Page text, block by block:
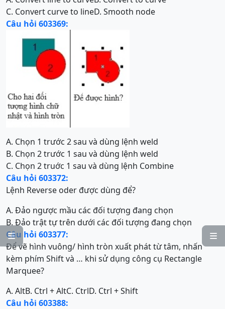


C. Convert curve to lineD. Smooth node
Câu hỏi 603369:
A. Chọn 1 trước 2 sau và dùng lệnh weld
B. Chọn 2 trước 1 sau và dùng lệnh weld
C. Chọn 2 truớc 1 sau và dùng lệnh Combine
Câu hỏi 603372:
Lệnh Reverse oder được dùng để?
A. Đảo ngược mầu các đối tượng đang chọn
B. Đảo trật tự trên dưới các đối tượng đang chọn
Câu hỏi 603377:
Để vẽ hình vuông/ hình tròn xuất phát từ tâm, nhấn
kèm phím Shift và … khi sử dụng công cụ Rectangle
Marquee?
A. AltB. Ctrl + AltC. CtrlD. Ctrl + Shift
Câu hỏi 603388: